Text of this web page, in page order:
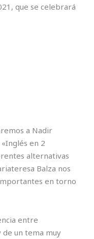
que se celebrará
a Nadir
en 2
alternativas
Balza nos
en torno
entre
un tema muy